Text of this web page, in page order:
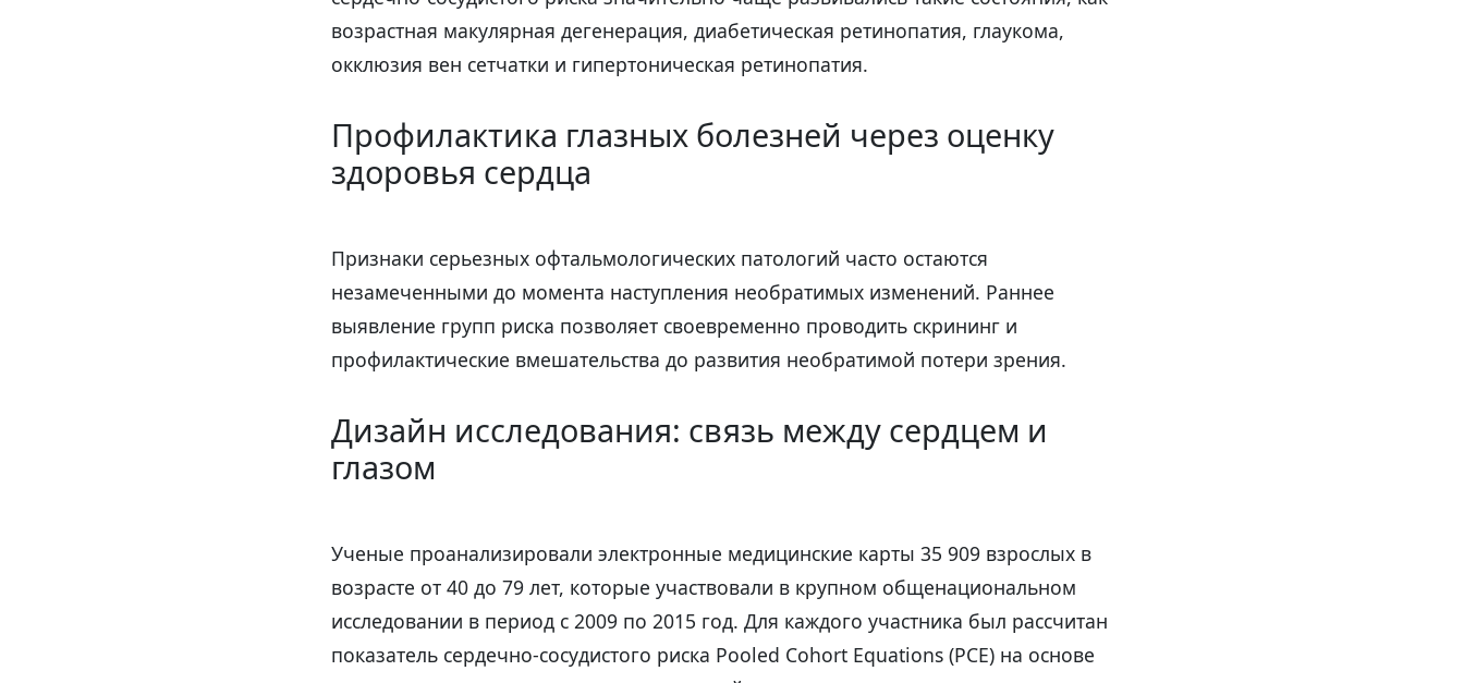
возрастная макулярная дегенерация, диабетическая ретинопатия, глаукома,
окклюзия вен сетчатки и гипертоническая ретинопатия.
Профилактика глазных болезней через оценку
здоровья сердца
Признаки серьезных офтальмологических патологий часто остаются
незамеченными до момента наступления необратимых изменений. Раннее
выявление групп риска позволяет своевременно проводить скрининг и
профилактические вмешательства до развития необратимой потери зрения.
Дизайн исследования: связь между сердцем и
глазом
Ученые проанализировали электронные медицинские карты 35 909 взрослых в
возрасте от 40 до 79 лет, которые участвовали в крупном общенациональном
исследовании в период с 2009 по 2015 год. Для каждого участника был рассчитан
показатель сердечно-сосудистого риска Pooled Cohort Equations (PCE) на основе